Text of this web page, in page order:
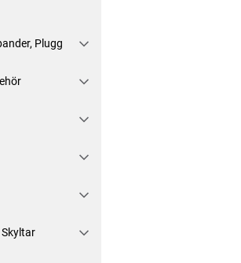
Plugg
Skyltar